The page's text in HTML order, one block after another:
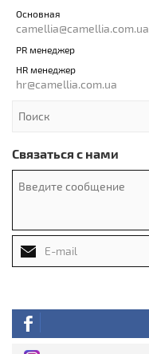
Основная
camellia@camellia.com.ua
PR менеджер
HR менеджер
hr@camellia.com.ua
Связаться с нами